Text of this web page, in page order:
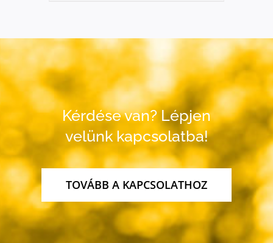
Kérdése van? Lépjen
velünk kapcsolatba!
TOVÁBB A KAPCSOLATHOZ